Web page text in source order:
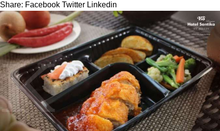
Share: Facebook Twitter Linkedin